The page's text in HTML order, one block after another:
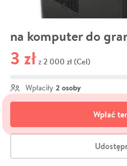
na komputer do
3 zł z 2 000 zł (Cel)
Wpłaciły 2 osoby
Wpłać